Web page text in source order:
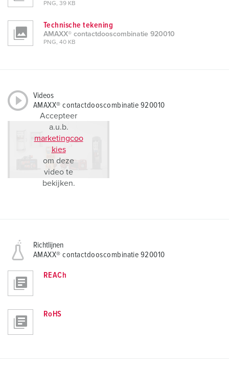
PNG, 39 KB
Technische tekening
AMAXX® contactdooscombinatie 920010
PNG, 40 KB
Videos
AMAXX® contactdooscombinatie 920010
Accepteer
a.u.b.
marketingcoo
kies
om deze
video te
bekijken.
Richtlijnen
AMAXX® contactdooscombinatie 920010
REACh
RoHS